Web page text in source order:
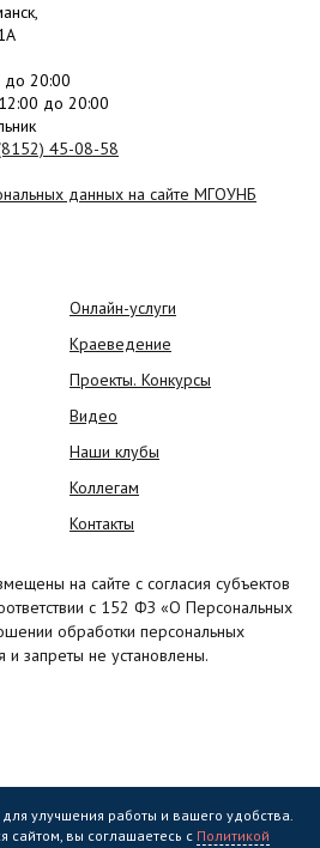
до 20:00
до 20:00
45-08-58
данных на сайте МГОУНБ
Онлайн-услуги
Краеведение
Проекты. Конкурсы
Видео
Наши клубы
Коллегам
Контакты
на сайте с согласия субъектов
с 152 ФЗ «О Персональных
обработки персональных
запреты не установлены.
для улучшения работы и вашего удобства.
сайтом, вы соглашаетесь с Политикой